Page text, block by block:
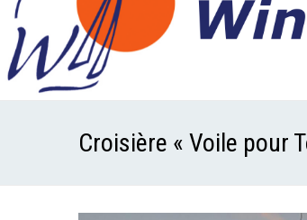
Croisière « Voile pour